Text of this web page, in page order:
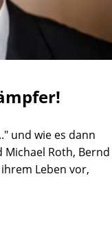
und wie es dann
Michael Roth, Bernd
Leben vor,